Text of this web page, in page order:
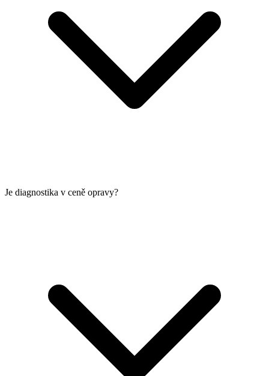
Je diagnostika v ceně opravy?